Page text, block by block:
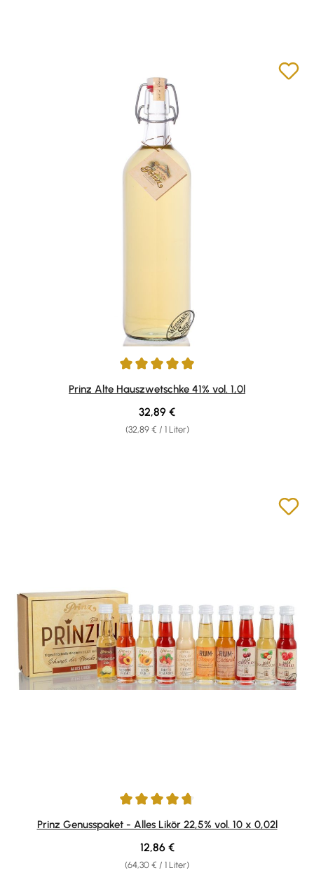
Durchschnittliche Bewertung von 4.93 von 5 Sternen
Prinz Alte Hauszwetschke 41% vol. 1,0l
(32,89 € / 1 Liter)
Regulärer Preis:
32,89 €
Durchschnittliche Bewertung von 4.87 von 5 Sternen
Prinz Genusspaket - Alles Likör 22,5% vol. 10 x 0,02l
(64,30 € / 1 Liter)
Regulärer Preis:
12,86 €